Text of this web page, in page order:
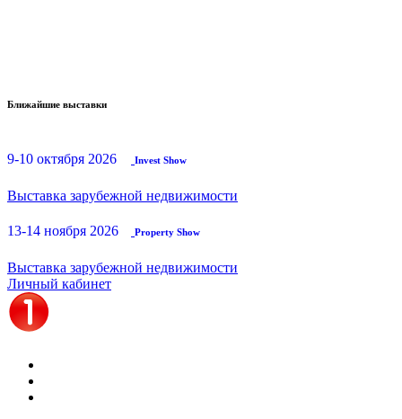
Ближайшие выставки
9-10 октября 2026 Invest Show
Выставка зарубежной недвижимости
13-14 ноября 2026 Property Show
Выставка зарубежной недвижимости
Личный кабинет